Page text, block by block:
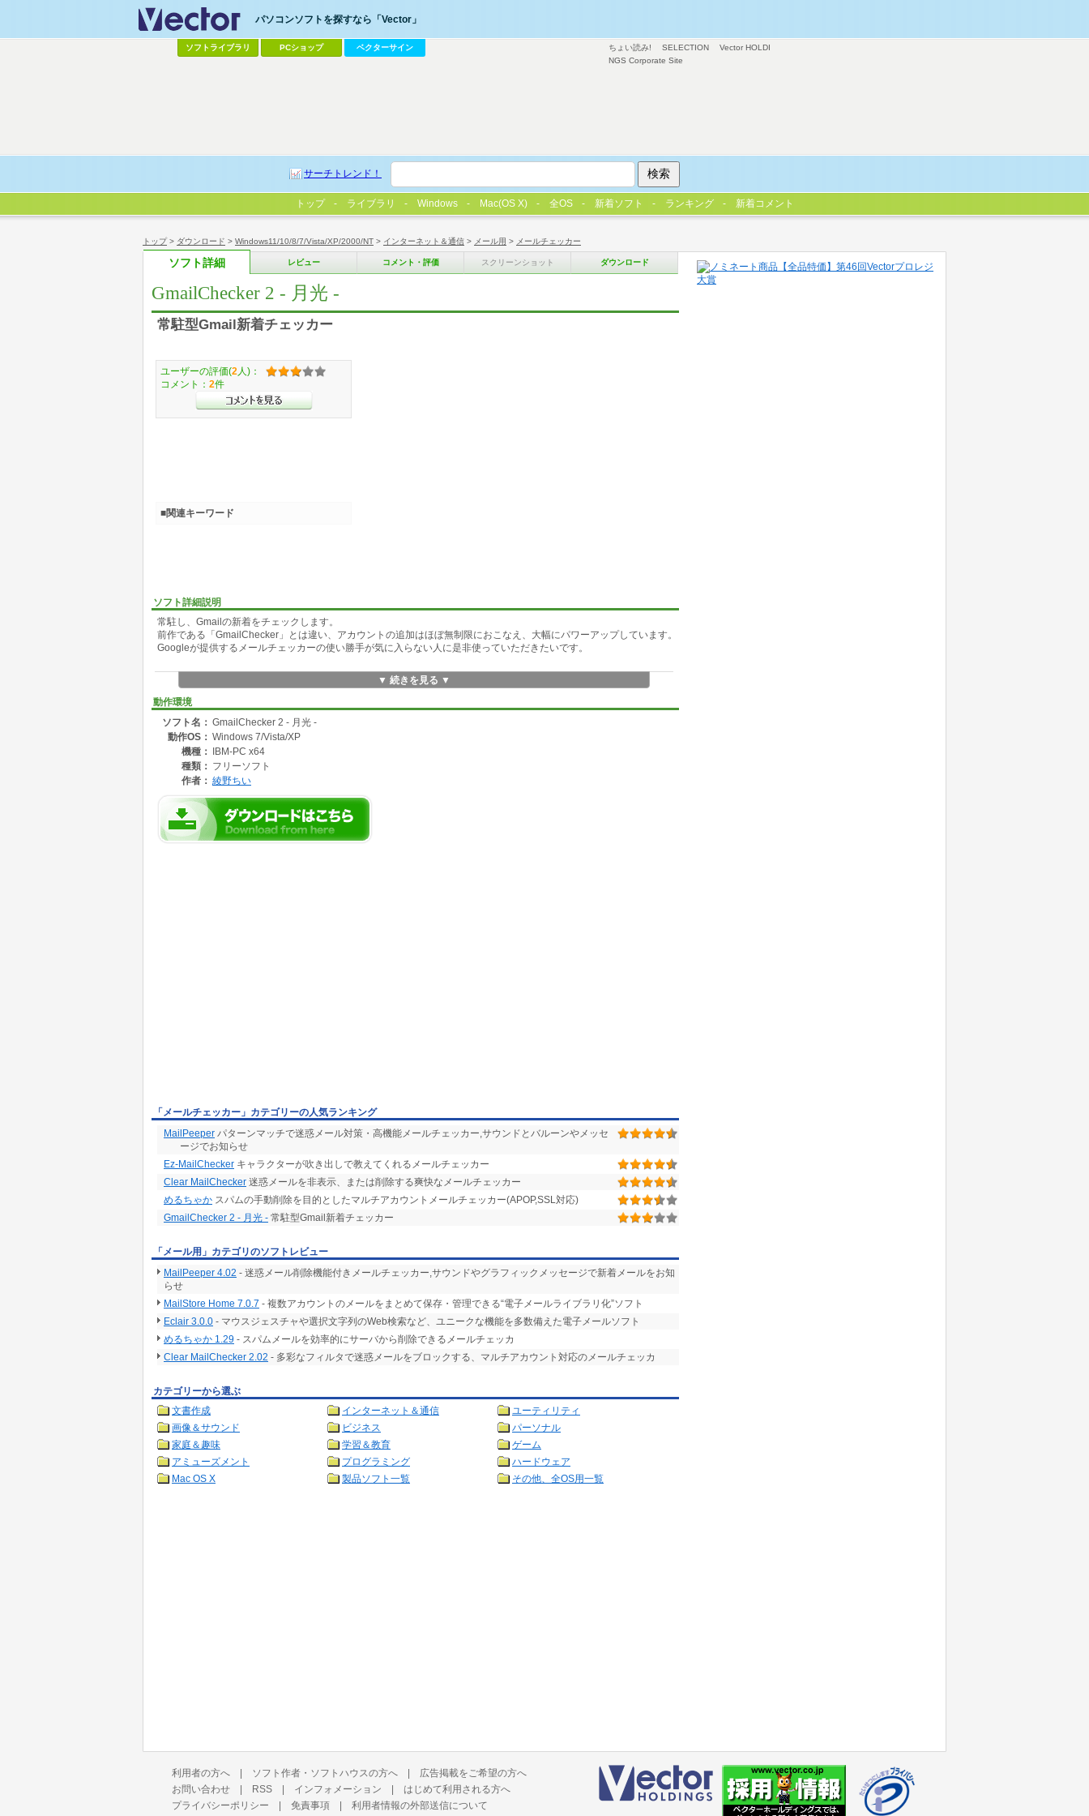
トップ> ダウンロード > Windows11/10/8/7/Vista/XP/2000/NT > インターネット＆通信 > メール用 > メールチェッカー
ソフト詳細 レビュー コメント・評価 スクリーンショット ダウンロード
GmailChecker 2 - 月光 -
常駐型Gmail新着チェッカー
ソフト詳細説明
常駐し、Gmailの新着をチェックします。
前作である「GmailChecker」とは違い、アカウントの追加はほぼ無制限におこなえ、大幅にパワーアップしています。
Googleが提供するメールチェッカーの使い勝手が気に入らない人に是非使っていただきたいです。
▼ 続きを見る ▼
動作環境
ソフト名： GmailChecker 2 - 月光 -
動作OS： Windows 7/Vista/XP
機種：
IBM-PC x64
種類： フリーソフト
作者： 綾野ちい
ユーザーの評価(2 人)：
コメント： 2件
■関連キーワード
「メールチェッカー」カテゴリーの人気ランキング
MailPeeper パターンマッチで迷惑メール対策・高機能メールチェッカー,サウンドとバルーンやメッセ
ージでお知らせ
Ez-MailChecker キャラクターが吹き出しで教えてくれるメールチェッカー
Clear MailChecker 迷惑メールを非表示、または削除する爽快なメールチェッカー
めるちゃか スパムの手動削除を目的としたマルチアカウントメールチェッカー(APOP,SSL対応)
GmailChecker 2 - 月光 - 常駐型Gmail新着チェッカー
「メール用」カテゴリのソフトレビュー
MailPeeper 4.02 - 迷惑メール削除機能付きメールチェッカー,サウンドやグラフィックメッセージで新着メールをお知
らせ
MailStore Home 7.0.7 - 複数アカウントのメールをまとめて保存・管理できる“電子メールライブラリ化”ソフト
Eclair 3.0.0 - マウスジェスチャや選択文字列のWeb検索など、ユニークな機能を多数備えた電子メールソフト
めるちゃか 1.29 - スパムメールを効率的にサーバから削除できるメールチェッカ
Clear MailChecker 2.02 - 多彩なフィルタで迷惑メールをブロックする、マルチアカウント対応のメールチェッカ
カテゴリーから選ぶ
文書作成
インターネット＆通信
ユーティリティ
画像＆サウンド
ビジネス
パーソナル
家庭＆趣味
学習＆教育
ゲーム
アミューズメント
プログラミング
ハードウェア
Mac OS X
製品ソフト一覧 その他、全OS用一覧
ちょい読み! SELECTION
Vector HOLDI
NGS Corporate Site
パソコンソフトを探すなら「Vector」
ソフトライブラリ PCショップ ベクターサイン
サーチトレンド！
トップ ライブラリ Windows Mac(OS X) 全OS 新着ソフト ランキング 新着コメント
利用者の方へ | ソフト作者・ソフトハウスの方へ | 広告掲載をご希望の方へ
お問い合わせ | RSS | インフォメーション | はじめて利用される方へ
プライバシーポリシー | 免責事項 | 利用者情報の外部送信について